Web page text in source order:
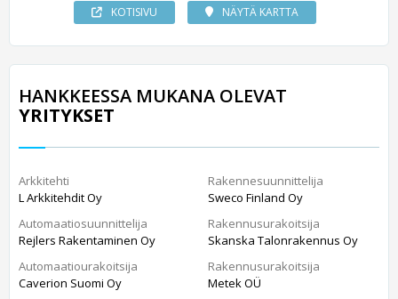
KOTISIVU NÄYTÄ KARTTA
HANKKEESSA MUKANA OLEVAT
YRITYKSET
Arkkitehti
L Arkkitehdit Oy
Automaatiosuunnittelija
Rejlers Rakentaminen Oy
Automaatiourakoitsija
Caverion Suomi Oy
Rakennesuunnittelija
Sweco Finland Oy
Rakennusurakoitsija
Skanska Talonrakennus Oy
Rakennusurakoitsija
Metek OÜ